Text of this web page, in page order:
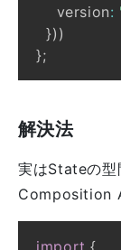
    version
:
}) )
};
解決法
実はStateの型
Composition
import {